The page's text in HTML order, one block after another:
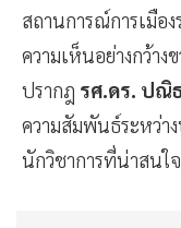
สถานการณ์การเมือ
ความเห็นอย่างกว้าง
ปรากฎ รศ.ดร. ปณิ
ความสัมพันธ์ระหว่า
นักวิชาการที่น่าสนใจ